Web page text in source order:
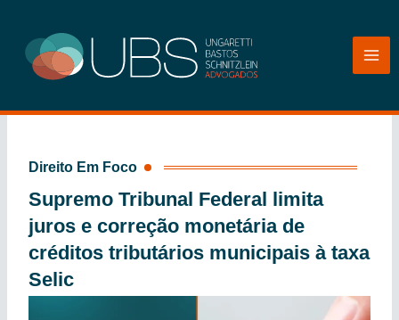
conteúdo
Direito Em Foco
Supremo Tribunal Federal limita
juros e correção monetária de
créditos tributários municipais à taxa
Selic